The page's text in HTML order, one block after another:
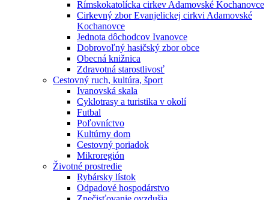
Rímskokatolícka cirkev Adamovské Kochanovce
Cirkevný zbor Evanjelickej cirkvi Adamovské
Kochanovce
Jednota dôchodcov Ivanovce
Dobrovoľný hasičský zbor obce
Obecná knižnica
Zdravotná starostlivosť
Cestovný ruch, kultúra, šport
Ivanovská skala
Cyklotrasy a turistika v okolí
Futbal
Poľovníctvo
Kultúrny dom
Cestovný poriadok
Mikroregión
Životné prostredie
Rybársky lístok
Odpadové hospodárstvo